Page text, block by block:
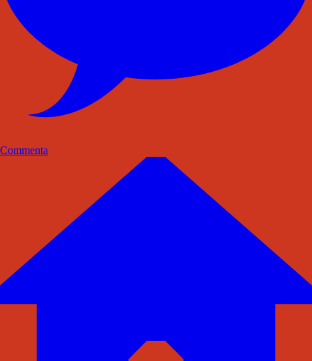
Commenta